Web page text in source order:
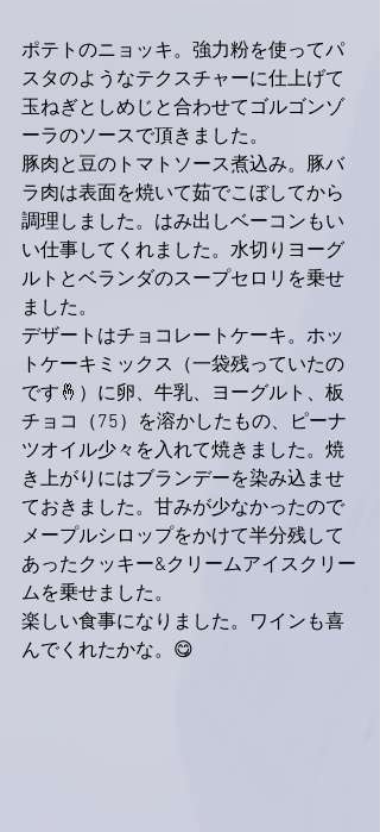
ポテトのニョッキ。強力粉を使ってパ
スタのようなテクスチャーに仕上げて
玉ねぎとしめじと合わせてゴルゴンゾ
ーラのソースで頂きました。
豚肉と豆のトマトソース煮込み。豚バ
ラ肉は表面を焼いて茹でこぼしてから
調理しました。はみ出しベーコンもい
い仕事してくれました。水切りヨーグ
ルトとベランダのスープセロリを乗せ
ました。
デザートはチョコレートケーキ。ホッ
トケーキミックス（一袋残っていたの
です🤞）に卵、牛乳、ヨーグルト、板
チョコ（75）を溶かしたもの、ピーナ
ツオイル少々を入れて焼きました。焼
き上がりにはブランデーを染み込ませ
ておきました。甘みが少なかったので
メープルシロップをかけて半分残して
あったクッキー&クリームアイスクリー
ムを乗せました。
楽しい食事になりました。ワインも喜
んでくれたかな。😋